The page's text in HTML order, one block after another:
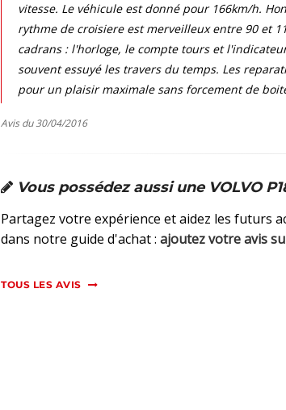
vitesse. Le véhicule est donné pour 166km/h.
rythme de croisiere est merveilleux entre 90 et
cadrans : l'horloge, le compte tours et
souvent essuyé les travers du temps. Les
pour un plaisir maximale sans forcement de
Avis du 30/04/2016
Vous possédez aussi une VOLVO
Partagez votre expérience et aidez les futurs
dans notre guide d'achat : ajoutez votre avis
TOUS LES AVIS